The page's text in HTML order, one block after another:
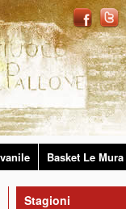
Basket Le Mura
Stagioni